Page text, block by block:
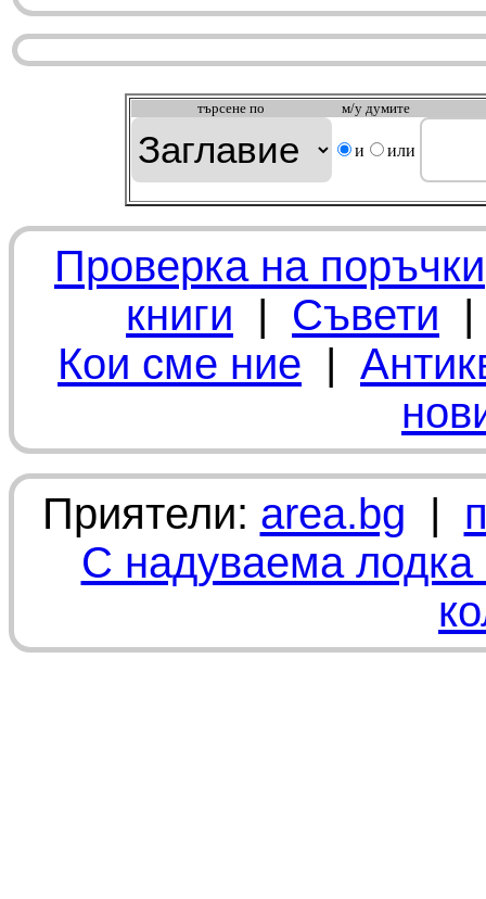
търсeне по м/у думите
и или
Проверка на поръчки
книги | Съвети
Кои сме ние |
Приятели: area.bg |
С надуваема лодка